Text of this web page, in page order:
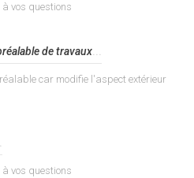
vos questions
de travaux
car modifie l'aspect extérieur
vos questions